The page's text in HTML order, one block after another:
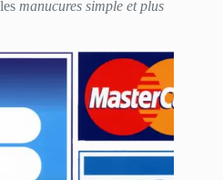
manucures simple et plus